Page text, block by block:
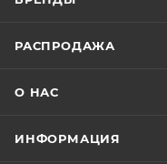
РАСПРОДАЖА
О НАС
ИНФОРМАЦИЯ